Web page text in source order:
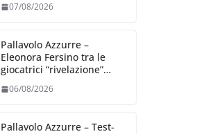
07/08/2026
Pallavolo Azzurre –
Eleonora Fersino tra le
giocatrici “rivelazione”
Volleyball World
06/08/2026
Pallavolo Azzurre – Test-